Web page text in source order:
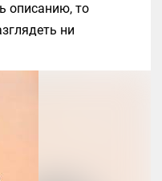
описанию, то
ни